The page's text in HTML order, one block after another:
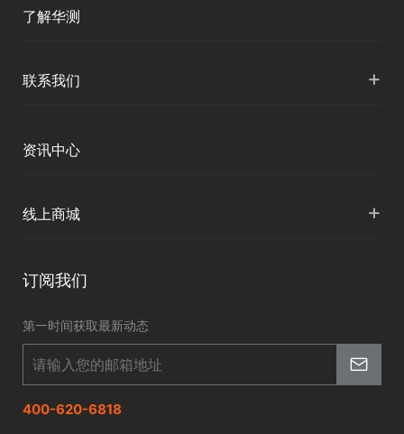
海洋测绘
精准农业
数字施工
地灾监测
智慧交通
智慧海洋
智慧农业
智慧林草
了解华测
投资者关系
联系我们 +
申请成为伙伴
资讯中心
线上商城 +
订阅我们
第一时间获取最新动态
400-620-6818